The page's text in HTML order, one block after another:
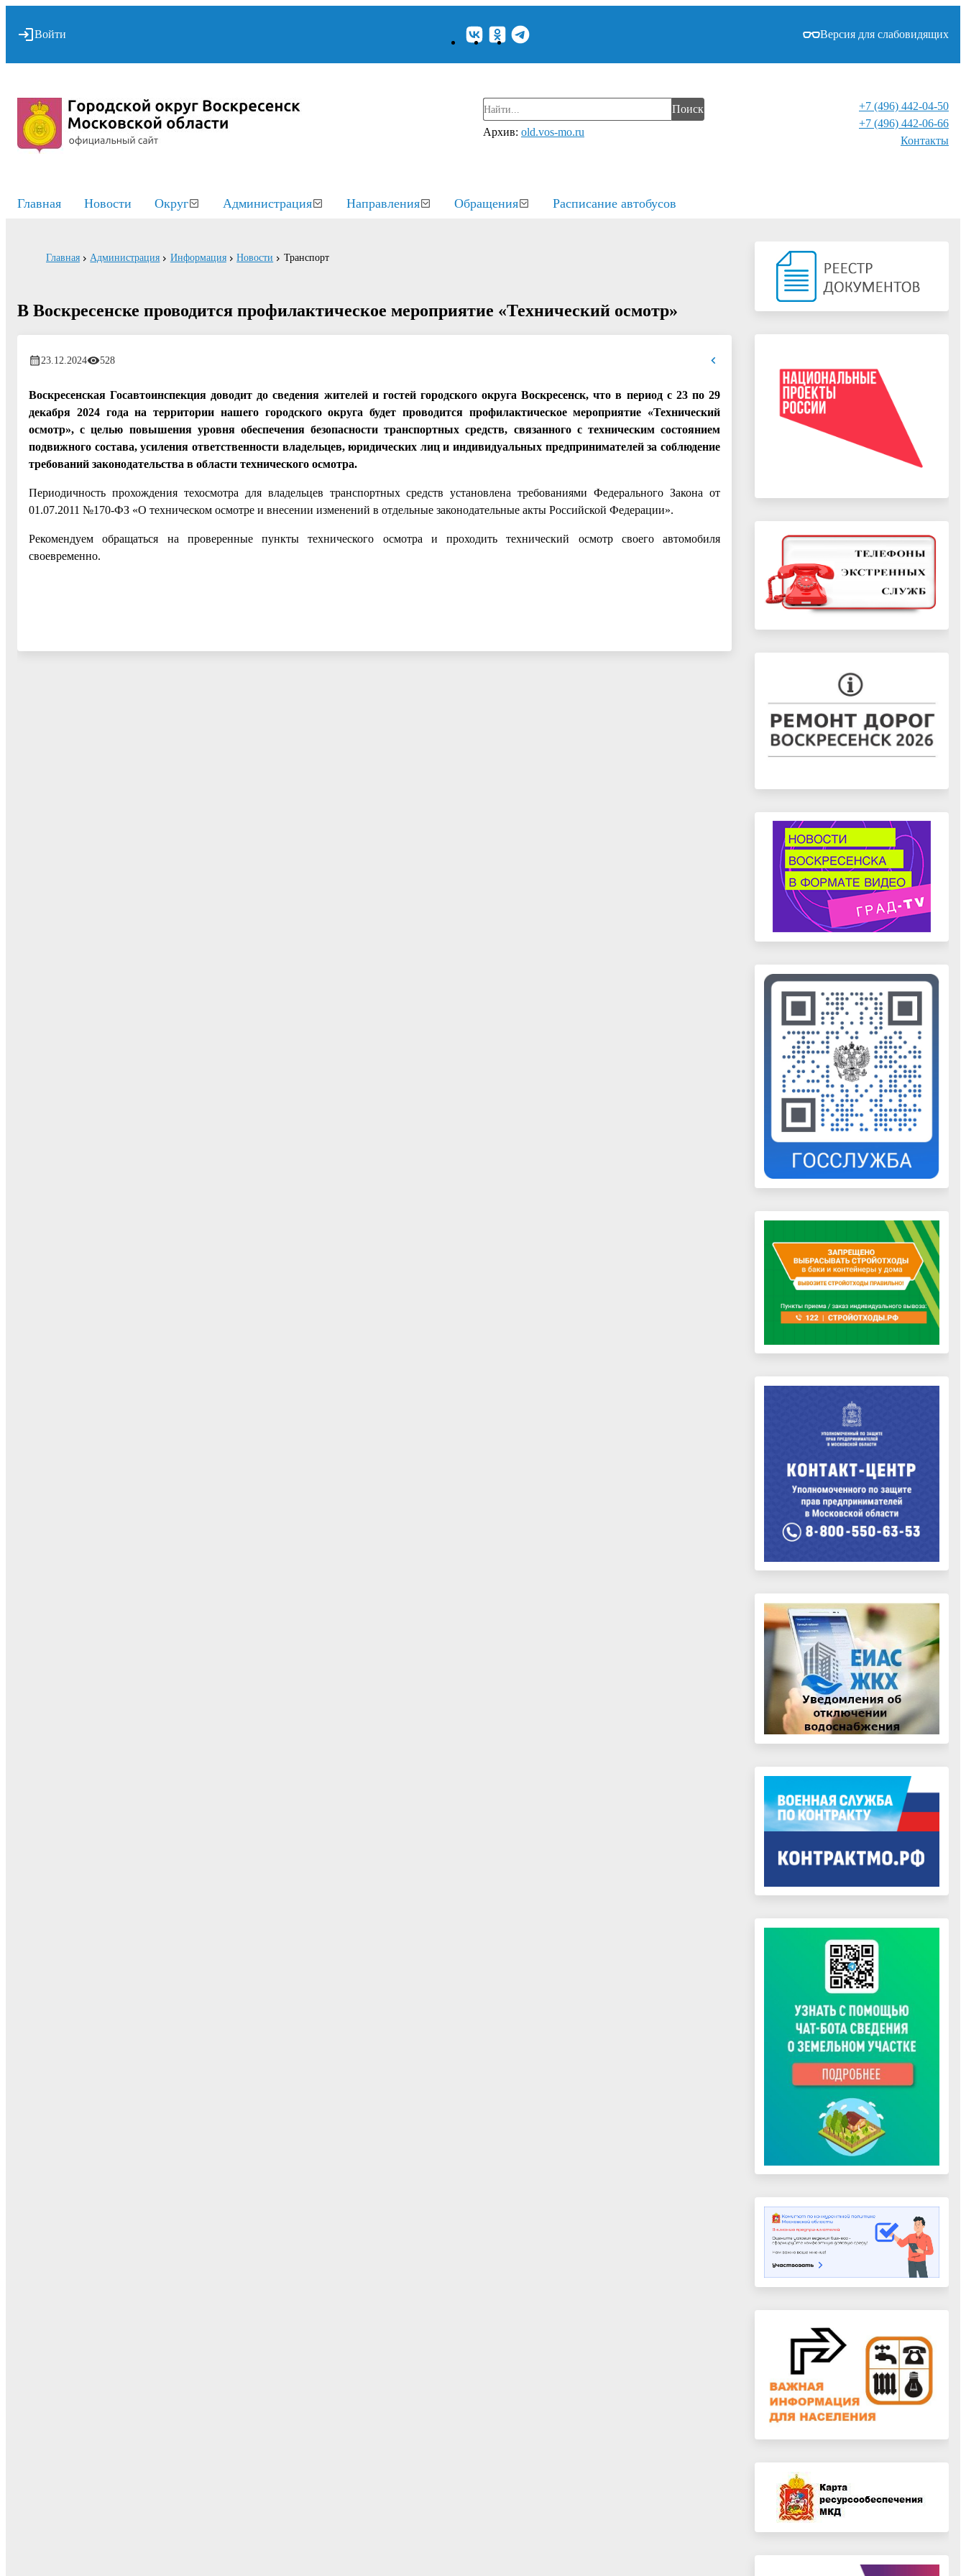
Войти Версия для слабовидящих
Поиск
Архив: old.vos-mo.ru
+7 (496) 442-04-50
+7 (496) 442-06-66
Контакты⁠
Главная Новости Округ Администрация Направления Обращения Расписание автобусов
Главная Администрация Информация Новости Транспорт
В Воскресенске проводится профилактическое мероприятие «Технический осмотр»
23.12.2024 528
Воскресенская Госавтоинспекция доводит до сведения жителей и гостей городского округа Воскресенск, что в период с 23 по 29
декабря 2024 года на территории нашего городского округа будет проводится профилактическое мероприятие «Технический
осмотр», с целью повышения уровня обеспечения безопасности транспортных средств, связанного с техническим состоянием
подвижного состава, усиления ответственности владельцев, юридических лиц и индивидуальных предпринимателей за соблюдение
требований законодательства в области технического осмотра.
Периодичность прохождения техосмотра для владельцев транспортных средств установлена требованиями Федерального Закона от
01.07.2011 №170-ФЗ «О техническом осмотре и внесении изменений в отдельные законодательные акты Российской Федерации».
Рекомендуем обращаться на проверенные пункты технического осмотра и проходить технический осмотр своего автомобиля
своевременно.